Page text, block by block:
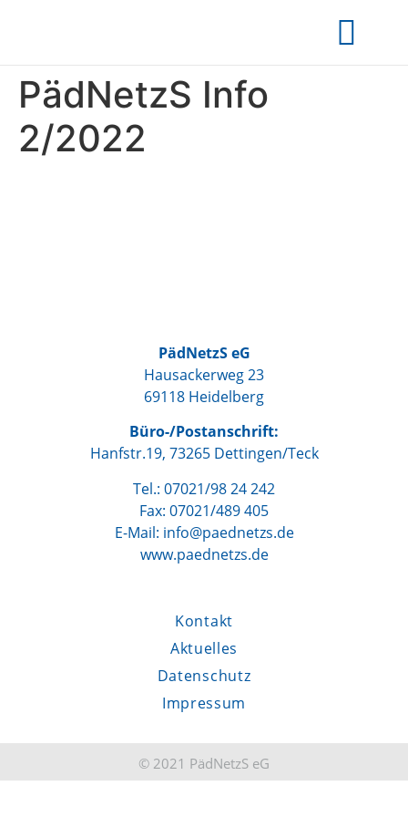
PädNetzS Info
2/2022
PädNetzS eG
Hausackerweg 23
69118 Heidelberg
Büro-/Postanschrift:
Hanfstr.19, 73265 Dettingen/Teck
Tel.: 07021/98 24 242
Fax: 07021/489 405
E-Mail: info@paednetzs.de
www.paednetzs.de
Kontakt
Aktuelles
Datenschutz
Impressum
© 2021 PädNetzS eG